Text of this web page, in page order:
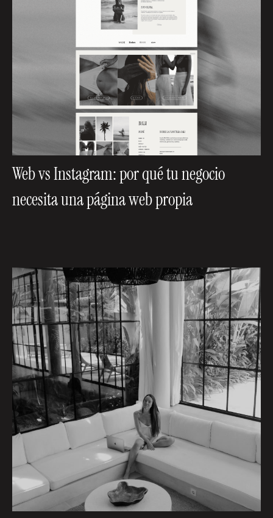
Web vs Instagram: por qué tu negocio
necesita una página web propia